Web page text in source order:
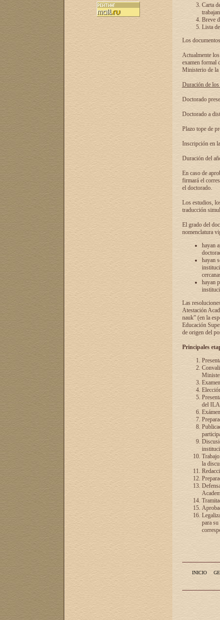
Carta
Breve
Lista
Los
Actualmente
examen formal
Ministerio de la
Duración de
Doctorado
Doctorado a
Plazo tope de
Inscripción en
Duración del
En caso de
firmará el
el doctorado.
Los estudios,
traducción
El grado del
nomenclatura
hayan
hayan
hayan
Las
Atestación
nauk” (en la
Educación
de origen del
Principales
del
la
para
INICIO